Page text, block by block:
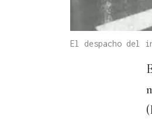
El despacho del